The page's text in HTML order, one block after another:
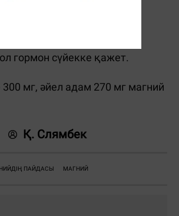
қалқанша безіне аса
безі гормонын бөлуге
гормон сүйекке қажет.
300 мг, әйел адам 270 мг магний
Қ. Слямбек
ПАЙДАСЫ МАГНИЙ